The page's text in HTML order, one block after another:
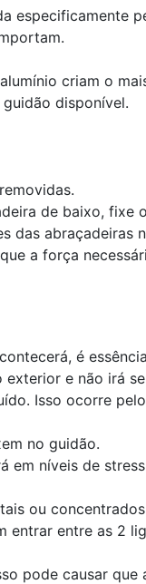
especificamente
criam o
disponível.
de baixo, fixe
das abraçadeiras
a força
é
exterior e não irá
Isso ocorre
no guidão.
em níveis de
ou
entrar entre as 2
pode causar que